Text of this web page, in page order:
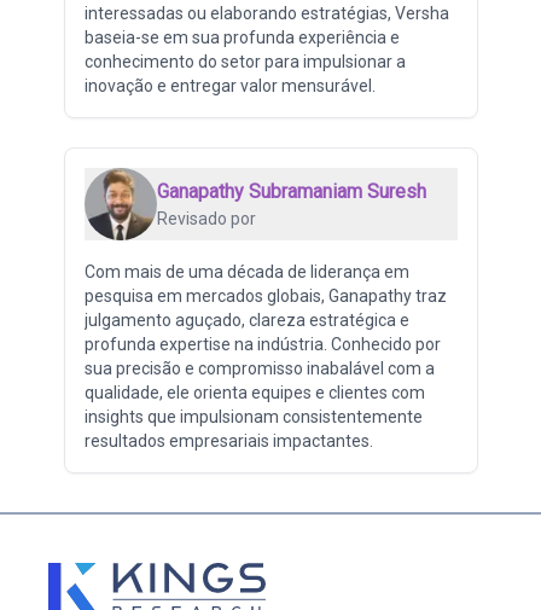
interessadas ou elaborando estratégias, Versha
baseia-se em sua profunda experiência e
conhecimento do setor para impulsionar a
inovação e entregar valor mensurável.
Ganapathy Subramaniam Suresh
Revisado por
Com mais de uma década de liderança em
pesquisa em mercados globais, Ganapathy traz
julgamento aguçado, clareza estratégica e
profunda expertise na indústria. Conhecido por
sua precisão e compromisso inabalável com a
qualidade, ele orienta equipes e clientes com
insights que impulsionam consistentemente
resultados empresariais impactantes.